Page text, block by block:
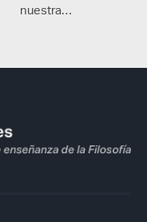
nuestra…